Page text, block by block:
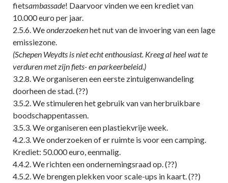
fietsambassade! Daarvoor vinden we een krediet van
10.000 euro per jaar.
2.5.6. Weonderzoekenhet nut van de invoering van een lage
emissiezone.
(Schepen Weydts is niet echt enthousiast. Kreeg al heel wat te
verduren met zijn fiets- en parkeerbeleid.)
3.2.8. We organiseren een eerste zintuigenwandeling
doorheen de stad. (??)
3.5.2. We stimuleren het gebruik van van herbruikbare
boodschappentassen.
3.5.3. We organiseren een plastiekvrije week.
4.2.3. We onderzoeken of er ruimte is voor een camping.
Krediet: 50.000 euro, eenmalig.
4.4.2. We richten een ondernemingsraad op. (??)
4.5.2. We brengen plekken voor scale-ups in kaart. (??)